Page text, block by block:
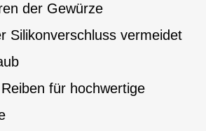
der Gewürze
Silikonverschluss vermeidet
für hochwertige